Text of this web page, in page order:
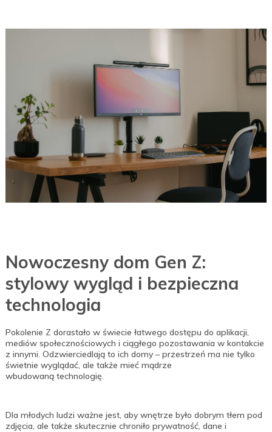
Nowoczesny dom Gen Z:
stylowy wygląd i bezpieczna
technologia
Pokolenie Z dorastało w świecie łatwego dostępu do aplikacji,
mediów społecznościowych i ciągłego pozostawania w kontakcie
z innymi. Odzwierciedlają to ich domy – przestrzeń ma nie tylko
świetnie wyglądać, ale także mieć mądrze
wbudowaną technologię.
Dla młodych ludzi ważne jest, aby wnętrze było dobrym tłem pod
zdjęcia, ale także skutecznie chroniło prywatność, dane i